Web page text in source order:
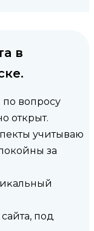
в
по вопросу
открыт.
учитываю
за
под